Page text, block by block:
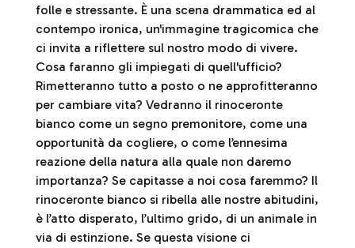
folle e stressante. È una scena drammatica ed al
contempo ironica, un'immagine tragicomica che
ci invita a riflettere sul nostro modo di vivere.
Cosa faranno gli impiegati di quell'ufficio?
Rimetteranno tutto a posto o ne approfitteranno
per cambiare vita? Vedranno il rinoceronte
bianco come un segno premonitore, come una
opportunità da cogliere, o come l’ennesima
reazione della natura alla quale non daremo
importanza? Se capitasse a noi cosa faremmo? Il
rinoceronte bianco si ribella alle nostre abitudini,
è l’atto disperato, l’ultimo grido, di un animale in
via di estinzione. Se questa visione ci